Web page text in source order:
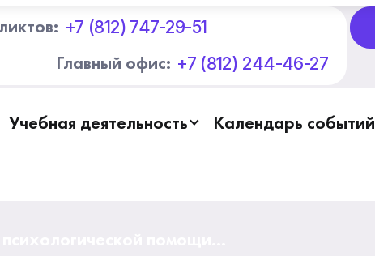
+7 (812) 747-29-51
Главный офис: +7 (812) 244-46-27
Учебная деятельность Календарь событий